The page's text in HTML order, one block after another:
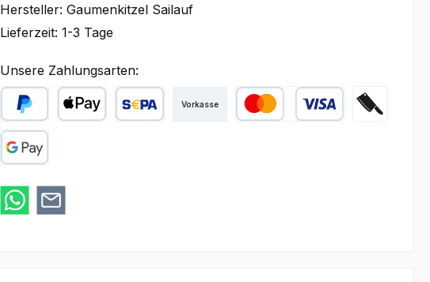
Hersteller: Gaumenkitzel Sailauf
Lieferzeit: 1-3 Tage
Unsere Zahlungsarten:
PayPal
Vorkasse